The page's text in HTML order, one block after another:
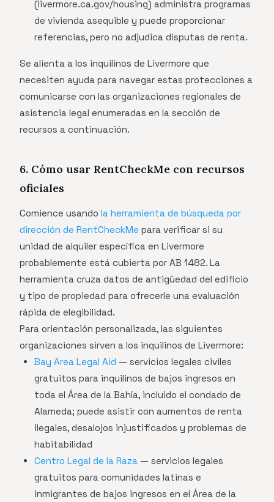
(livermore.ca.gov/housing) administra programas
de vivienda asequible y puede proporcionar
referencias, pero no adjudica disputas de renta.
Se alienta a los inquilinos de Livermore que
necesiten ayuda para navegar estas protecciones a
comunicarse con las organizaciones regionales de
asistencia legal enumeradas en la sección de
recursos a continuación.
6. Cómo usar RentCheckMe con recursos
oficiales
Comience usando la herramienta de búsqueda por
dirección de RentCheckMe para verificar si su
unidad de alquiler específica en Livermore
probablemente está cubierta por AB 1482. La
herramienta cruza datos de antigüedad del edificio
y tipo de propiedad para ofrecerle una evaluación
rápida de elegibilidad.
Para orientación personalizada, las siguientes
organizaciones sirven a los inquilinos de Livermore:
Bay Area Legal Aid — servicios legales civiles
gratuitos para inquilinos de bajos ingresos en
toda el Área de la Bahía, incluido el condado de
Alameda; puede asistir con aumentos de renta
ilegales, desalojos injustificados y problemas de
habitabilidad
Centro Legal de la Raza — servicios legales
gratuitos para comunidades latinas e
inmigrantes de bajos ingresos en el Área de la